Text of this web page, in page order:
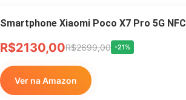
Smartphone Xiaomi Poco X7 Pro 5G NFC
R$2130,00R$2699,00 -21%
Ver na Amazon